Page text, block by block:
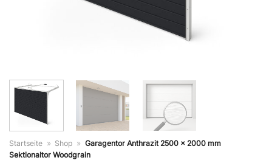
Startseite » Shop » Garagentor Anthrazit 2500 x 2000 mm
Sektionaltor Woodgrain